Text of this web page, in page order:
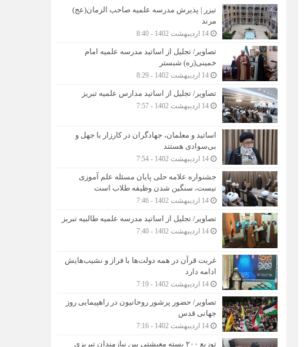
تیزر | پذیرش مدرسه علمیه صاحب الزمان(عج)
مرند
14 اردیبهشت 1402 - 8:40
تصاویر/ تجلیل از اساتید مدرسه علمیه امام
خمینی(ره) شبستر
14 اردیبهشت 1402 - 8:29
تصاویر/ تجلیل از اساتید مدارس علمیه تبریز
14 اردیبهشت 1402 - 7:57
اساتید و معلمان، جهادگران در کارزار با جهل و
بی‌سوادی هستند
14 اردیبهشت 1402 - 7:54
جشنواره علامه حلی پایان مسئله علم آموزی
نیست، سنگین شدن وظیفه طلاب است
14 اردیبهشت 1402 - 7:46
تصاویر/ تجلیل از اساتید مدرسه علمیه طالبیه تبریز
14 اردیبهشت 1402 - 7:40
غربت قرآن در همه دولت‌ها با فراز و نشیب‌هایش
ادامه دارد
14 اردیبهشت 1402 - 7:19
تصاویر/ حضور پرشور روحانیون در راهپیمایی روز
جهانی قدس
14 اردیبهشت 1402 - 7:16
توزیع ۲۰۰ بسته معیشتی بین نیازمندان تبریزی